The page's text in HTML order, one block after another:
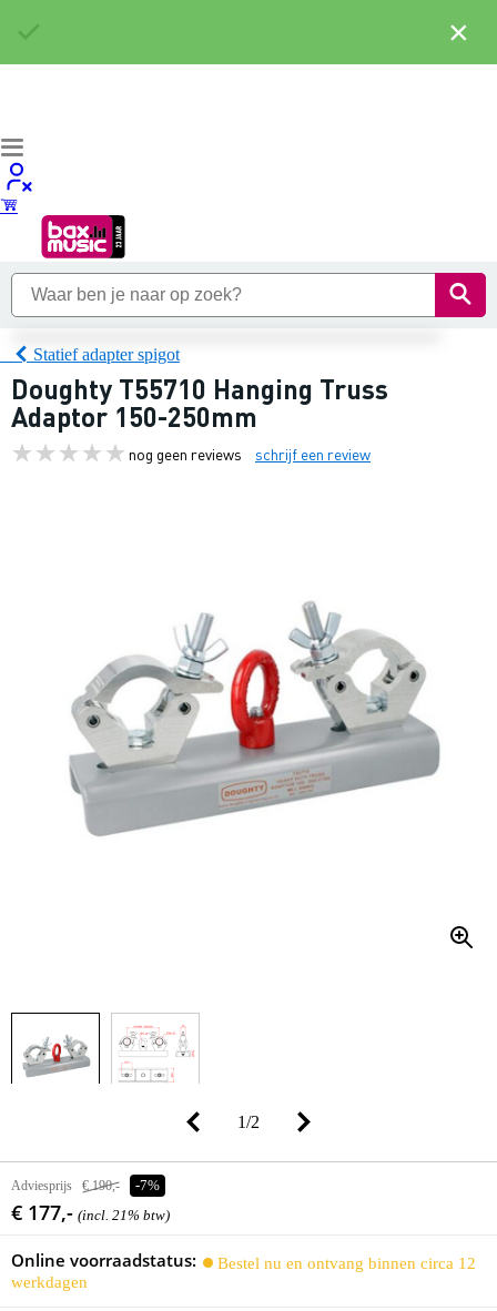
Statief adapter spigot
Doughty T55710 Hanging Truss
Adaptor 150-250mm
nog geen reviews schrijf een review
1/2
Adviesprijs € 190,- -7%
€ 177,- (incl. 21% btw)
Online voorraadstatus:
Bestel nu en ontvang binnen circa 12
werkdagen
×